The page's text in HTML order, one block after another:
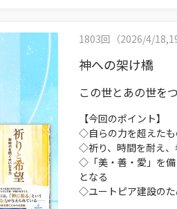
1803回（2026/4/18,19
神への架け橋
この世とあの世を
【今回のポイント】
◇自らの力を超えたも
◇祈り、時間を耐え、
◇「美・善・愛」を備
となる
◇ユートピア建設のた